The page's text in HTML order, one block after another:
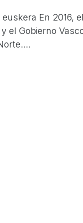
En 2016,
el Gobierno